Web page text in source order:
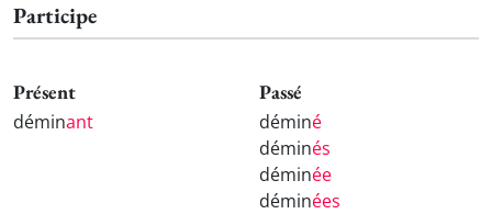
Participe
Présent
déminant
Passé
déminé
déminés
déminée
déminées